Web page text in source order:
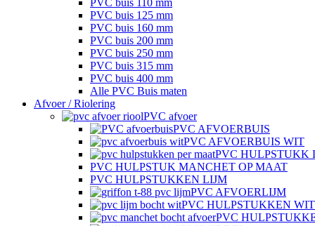
PVC buis 110 mm
PVC buis 125 mm
PVC buis 160 mm
PVC buis 200 mm
PVC buis 250 mm
PVC buis 315 mm
PVC buis 400 mm
Alle PVC Buis maten
Afvoer / Riolering
PVC afvoer
PVC AFVOERBUIS
PVC AFVOERBUIS WIT
PVC HULPSTUKK
PVC HULPSTUK MANCHET OP MAAT
PVC HULPSTUKKEN LIJM
PVC AFVOERLIJM
PVC HULPSTUKKEN WIT
PVC